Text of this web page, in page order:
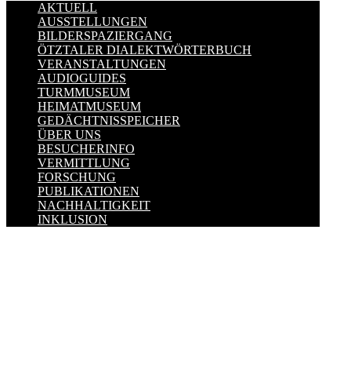
AKTUELL
AUSSTELLUNGEN
BILDERSPAZIERGANG
ÖTZTALER DIALEKTWÖRTERBUCH
VERANSTALTUNGEN
AUDIOGUIDES
TURMMUSEUM
HEIMATMUSEUM
GEDÄCHTNISSPEICHER
ÜBER UNS
BESUCHERINFO
VERMITTLUNG
FORSCHUNG
PUBLIKATIONEN
NACHHALTIGKEIT
INKLUSION